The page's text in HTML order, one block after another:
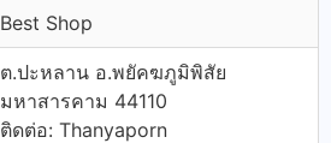
Best Shop
ต.ปะหลาน อ.พยัคฆภูมิพิสัย
มหาสารคาม 44110
ติดต่อ: Thanyaporn